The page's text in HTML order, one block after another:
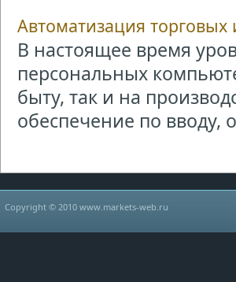
Автоматизация торговых
В настоящее время
персональных
быту, так и на
обеспечение по вводу,
Copyright © 2010 www.markets-web.ru